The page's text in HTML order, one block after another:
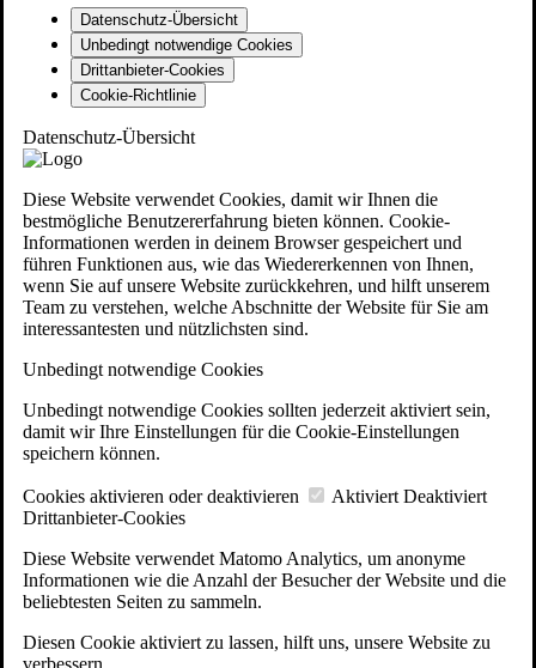
Datenschutz-Übersicht
Unbedingt notwendige Cookies
Drittanbieter-Cookies
Cookie-Richtlinie
Datenschutz-Übersicht
Diese Website verwendet Cookies, damit wir Ihnen die
bestmögliche Benutzererfahrung bieten können. Cookie-
Informationen werden in deinem Browser gespeichert und
führen Funktionen aus, wie das Wiedererkennen von Ihnen,
wenn Sie auf unsere Website zurückkehren, und hilft unserem
Team zu verstehen, welche Abschnitte der Website für Sie am
interessantesten und nützlichsten sind.
Unbedingt notwendige Cookies
Unbedingt notwendige Cookies sollten jederzeit aktiviert sein,
damit wir Ihre Einstellungen für die Cookie-Einstellungen
speichern können.
Cookies aktivieren oder deaktivieren Aktiviert Deaktiviert
Drittanbieter-Cookies
Diese Website verwendet Matomo Analytics, um anonyme
Informationen wie die Anzahl der Besucher der Website und die
beliebtesten Seiten zu sammeln.
Diesen Cookie aktiviert zu lassen, hilft uns, unsere Website zu
verbessern.